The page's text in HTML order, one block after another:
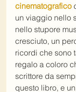
cinematografico
un viaggio nello
nello stupore
cresciuto, un
ricordi che sono
regalo a coloro
scrittore da
questo libro, e